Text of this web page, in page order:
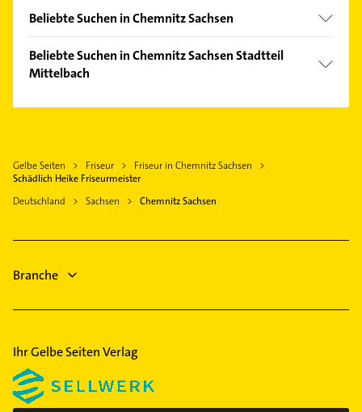
Bernsdorf
Gablenz
Helbersdorf
Kapellenberg
Kappel
Lutherviertel
Markersdorf
Rabenstein
Reichenhain
Schönau
Schloßchemnitz
Hohenstein-Ernstthal
Jahnsdorf /Erzgebirge
Limbach-Oberfrohna
Burkhardtsdorf
Beliebte Suchen in Chemnitz Sachsen
Dachdecker
Klempner
Zahnarzt
Physikalische Therapie
Physiotherapie
Beliebte Suchen in Chemnitz Sachsen Stadtteil
Mittelbach
Steuerberater
Fenster
Gelbe Seiten Friseur
Friseur in Chemnitz Sachsen
Schädlich Heike Friseurmeister
Deutschland
Sachsen Chemnitz Sachsen
Branche
Ihr Gelbe Seiten Verlag